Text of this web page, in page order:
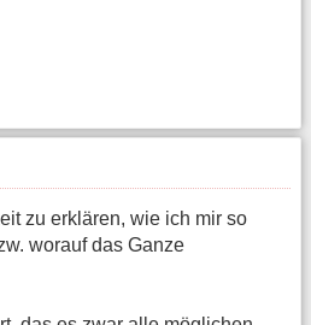
zu erklären, wie ich mir so
worauf das Ganze